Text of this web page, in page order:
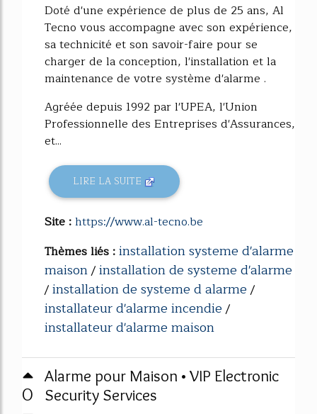
Doté d'une expérience de plus de 25 ans, Al
Tecno vous accompagne avec son expérience,
sa technicité et son savoir-faire pour se
charger de la conception, l'installation et la
maintenance de votre système d'alarme .
Agréée depuis 1992 par l'UPEA, l'Union
Professionnelle des Entreprises d'Assurances,
et...
LIRE LA SUITE
Site :https://www.al-tecno.be
Thèmes liés :installation systeme d'alarme
maison/installation de systeme d'alarme
/installation de systeme d alarme/
installateur d'alarme incendie/
installateur d'alarme maison
0
Alarme pour Maison • VIP Electronic
Security Services